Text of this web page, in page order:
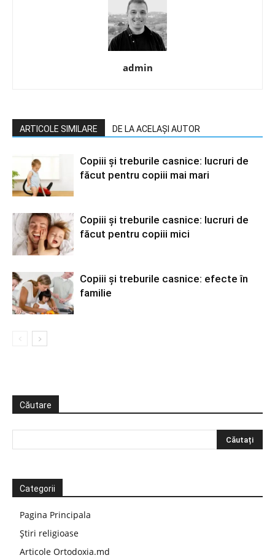
admin
ARTICOLE SIMILARE DE LA ACELAȘI AUTOR
Copiii și treburile casnice: lucruri de
făcut pentru copiii mai mari
Copiii și treburile casnice: lucruri de
făcut pentru copiii mici
Copiii și treburile casnice: efecte în
familie
Căutare
Categorii
Pagina Principala
Știri religioase
Articole Ortodoxia.md